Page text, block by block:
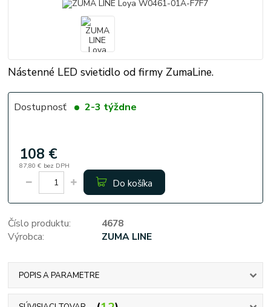
Nástenné LED svietidlo od firmy ZumaLine.
Dostupnosť 2-3 týždne
108 €
87,80 € bez DPH
Do košíka
Číslo produktu:
4678
Výrobca:
ZUMA LINE
POPIS A PARAMETRE